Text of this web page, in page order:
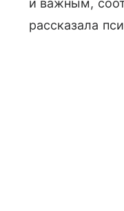
и важным,
рассказала